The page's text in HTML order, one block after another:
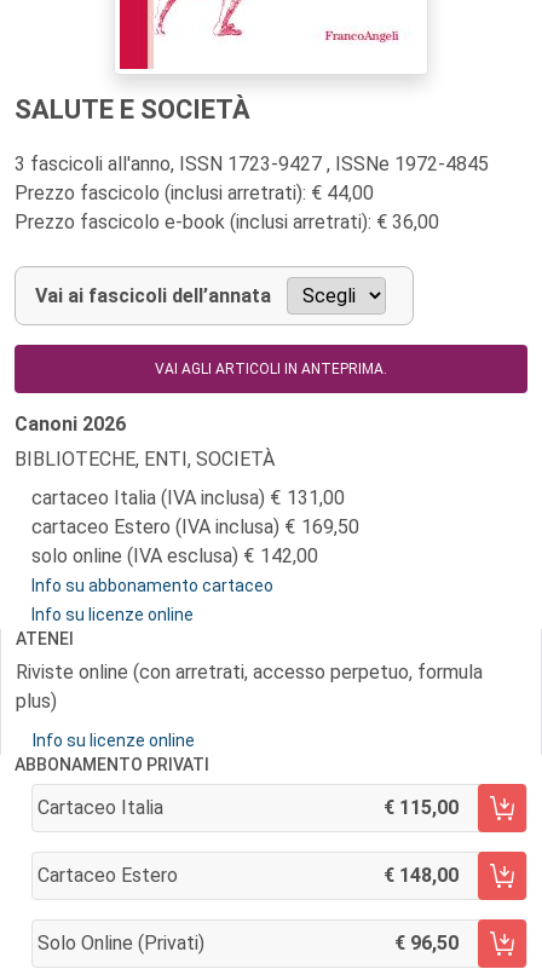
SALUTE E SOCIETÀ
3 fascicoli all'anno, ISSN 1723-9427 , ISSNe 1972-4845
Prezzo fascicolo (inclusi arretrati): € 44,00
Prezzo fascicolo e-book (inclusi arretrati): € 36,00
Vai ai fascicoli dell’annata
VAI AGLI ARTICOLI IN ANTEPRIMA.
Canoni 2026
BIBLIOTECHE, ENTI, SOCIETÀ
cartaceo Italia (IVA inclusa)
131,00
cartaceo Estero (IVA inclusa)
169,50
solo online (IVA esclusa)
142,00
Info su abbonamento cartaceo
Info su licenze online
ATENEI
Riviste online (con arretrati, accesso perpetuo, formula
plus)
Info su licenze online
ABBONAMENTO PRIVATI
Cartaceo Italia 115,00
AGGIUNGI AL CARRELLO
Cartaceo Estero 148,00
AGGIUNGI AL CARRELLO
Solo Online (privati) 96,50
AGGIUNGI AL CARRELLO